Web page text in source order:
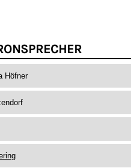
Höfner